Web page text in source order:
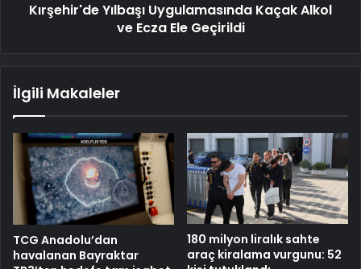
Kırşehir'de Yılbaşı Uygulamasında Kaçak Alkol
ve Ecza Ele Geçirildi
İlgili Makaleler
TCG Anadolu’dan
havalanan Bayraktar
180 milyon liralık sahte
araç kiralama vurgunu: 52